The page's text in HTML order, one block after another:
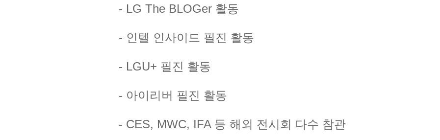
- LG The BLOGer 활동
- 인텔 인사이드 필진 활동
- LGU+ 필진 활동
- 아이리버 필진 활동
- CES, MWC, IFA 등 해외 전시회 다수 참관